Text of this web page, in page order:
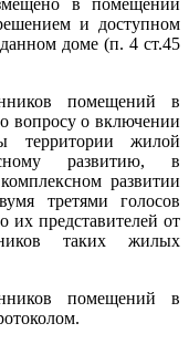
и доступном
доме (п. 4 ст.45
помещений в
вопросу о включении
территории жилой
развитию, в
развитии
третями голосов
представителей от
таких жилых
помещений в